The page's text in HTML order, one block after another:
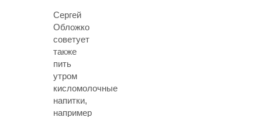
Сергей
Обложко
советует
также
пить
утром
кисломолочные
напитки,
например